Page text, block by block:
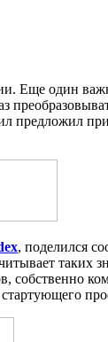
Еще один
предложил
, поделился
собственно